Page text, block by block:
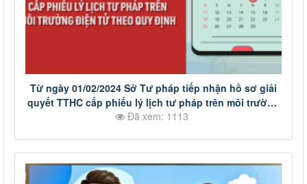
Từ ngày 01/02/2024 Sở Tư pháp tiếp nhận hồ sơ giải
quyết TTHC cấp phiếu lý lịch tư pháp trên môi trường
điện tử
Đã xem: 1113